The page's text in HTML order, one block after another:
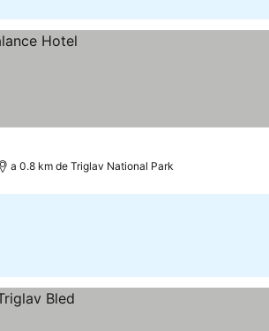
a 0.8 km de Triglav National Park